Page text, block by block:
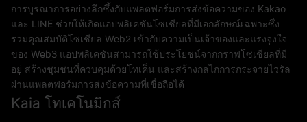
การบูรณาการอย่างลึกซึ้งกับแพลตฟอร์มการส่งข้อความของ Kakao
และ LINE ช่วยให้เกิดแอปพลิเคชันโซเชียลที่มีเอกลักษณ์เฉพาะซึ่ง
รวมคุณสมบัติโซเชียล Web2 เข้ากับความเป็นเจ้าของและแรงจูงใจ
ของ Web3 แอปพลิเคชันสามารถใช้ประโยชน์จากกราฟโซเชียลที่มี
อยู่ สร้างชุมชนที่ควบคุมด้วยโทเค็น และสร้างกลไกการกระจายไวรัล
ผ่านแพลตฟอร์มการส่งข้อความที่เชื่อถือได้
Kaia โทเคโนมิกส์